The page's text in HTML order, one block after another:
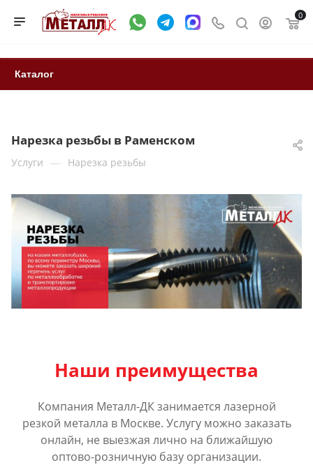
0
Каталог
Нарезка резьбы в Раменском
Услуги — Нарезка резьбы
Наши преимущества
Компания Металл-ДК занимается лазерной
резкой металла в Москве. Услугу можно заказать
онлайн, не выезжая лично на ближайшую
оптово-розничную базу организации.